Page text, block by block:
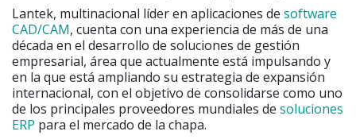
Lantek, multinacional líder en aplicaciones de software
CAD/CAM, cuenta con una experiencia de más de una
década en el desarrollo de soluciones de gestión
empresarial, área que actualmente está impulsando y
en la que está ampliando su estrategia de expansión
internacional, con el objetivo de consolidarse como uno
de los principales proveedores mundiales de soluciones
ERP para el mercado de la chapa.